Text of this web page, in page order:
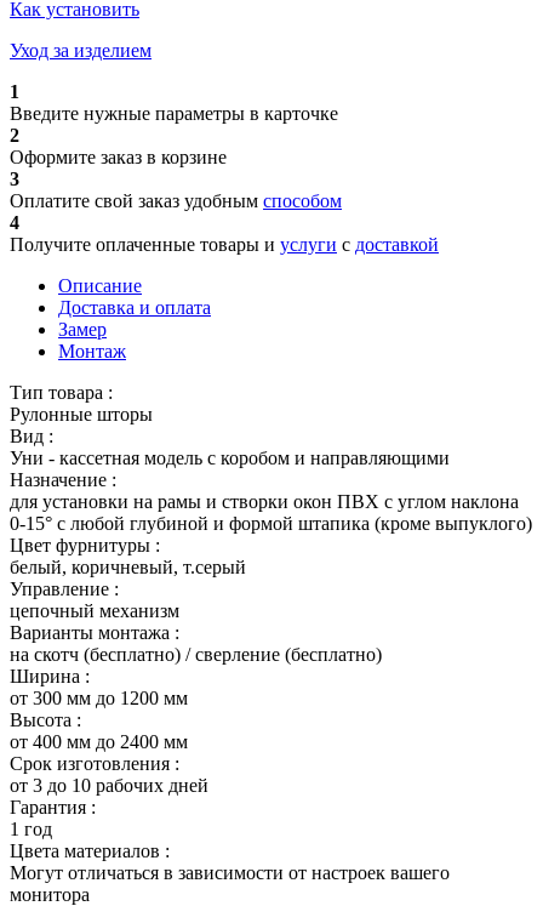
Как установить
Уход за изделием
1
Введите нужные параметры в карточке
2
Оформите заказ в корзине
3
Оплатите свой заказ удобным способом
4
Получите оплаченные товары и услуги с доставкой
Описание
Доставка и оплата
Замер
Монтаж
Тип товара :
Рулонные шторы
Вид :
Уни - кассетная модель с коробом и направляющими
Назначение :
для установки на рамы и створки окон ПВХ с углом наклона
0-15° с любой глубиной и формой штапика (кроме выпуклого)
Цвет фурнитуры :
белый, коричневый, т.серый
Управление :
цепочный механизм
Варианты монтажа :
на скотч (бесплатно) / сверление (бесплатно)
Ширина :
от 300 мм до 1200 мм
Высота :
от 400 мм до 2400 мм
Срок изготовления :
от 3 до 10 рабочих дней
Гарантия :
1 год
Цвета материалов :
Могут отличаться в зависимости от настроек вашего
монитора